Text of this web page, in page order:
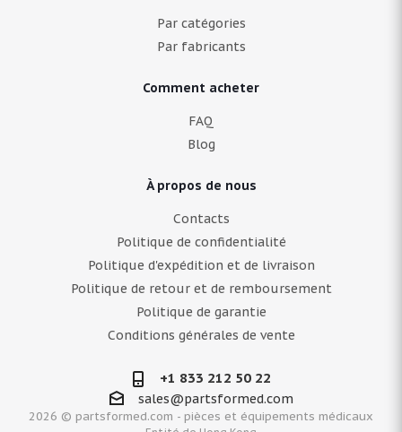
2026 © partsformed.com - pièces et équipements médicaux
Par catégories
Par fabricants
Comment acheter
FAQ
Blog
À propos de nous
Contacts
Politique de confidentialité
Politique d'expédition et de livraison
Politique de retour et de remboursement
Politique de garantie
Conditions générales de vente
+1 833 212 50 22
sales@partsformed.com